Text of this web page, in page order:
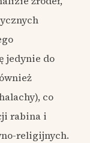
jedynie do
co
rabina i
religijnych.